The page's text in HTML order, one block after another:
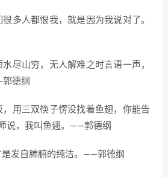
多人都恨我，就是因为我说对了。
尽山穷，无人解难之时言语一声，
德纲
用三双筷子愣没找着鱼翅，你能告
说，我叫鱼翅。——郭德纲
发自肺腑的纯洁。——郭德纲